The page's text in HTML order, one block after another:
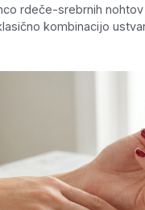
rdeče-srebrnih nohtov
kombinacijo